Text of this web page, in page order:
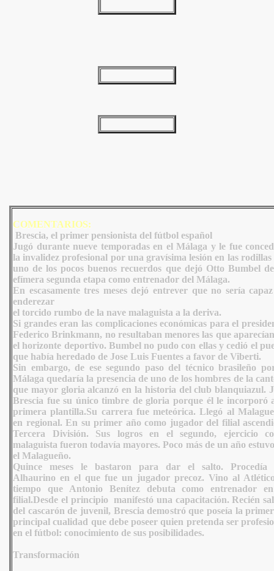
COMENTARIOS:
Brescia, el primer pensionista del fútbol español
Jugó durante nueve temporadas en el Málaga y le fue
la invalidez profesional por una gravísima lesión en las rodillas
uno de los pocos buenos recuerdos que dejó Otto Bumbel
efímera segunda etapa como entrenador del Málaga.
En escasamente tres meses dejó entrever que no sería
enderezar
el torcido rumbo de la nave malaguista a la deriva.
Si grandes eran las complicaciones económicas para el
Federico Brinkmann, no resultaban menores las que
el horizonte deportivo. Bumbel no pudo con ellas y cedió el
que había heredado de Jose Luis Fuentes a favor de Viberti.
Sin embargo, de ese segundo paso del técnico brasileño
Málaga quedaría la presencia de uno de los hombres de la
que mayor gloria alcanzó en la historia del club blanquiazul.
Brescia fue su único timbre de gloria porque él le incorporó
primera plantilla.Su carrera fue meteórica. Llegó al
en regional. En su primer año como jugador del filial
Tercera División. Sus logros en el segundo, ejercicio
malaguista fueron todavía mayores. Poco más de un año
el Malagueño.
Quince meses le bastaron para dar el salto. Procedía
Alhaurino en el que fue un jugador precoz. Vino al
tiempo que Antonio Benítez debuta como entrenador
filial.Desde el principio manifestó una capacitación. Recién
del cascarón de juvenil, Brescia demostró que poseía la
principal cualidad que debe poseer quien pretenda ser
en el fútbol: conocimiento de sus posibilidades.
Transformación